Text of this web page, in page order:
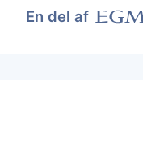
En del af